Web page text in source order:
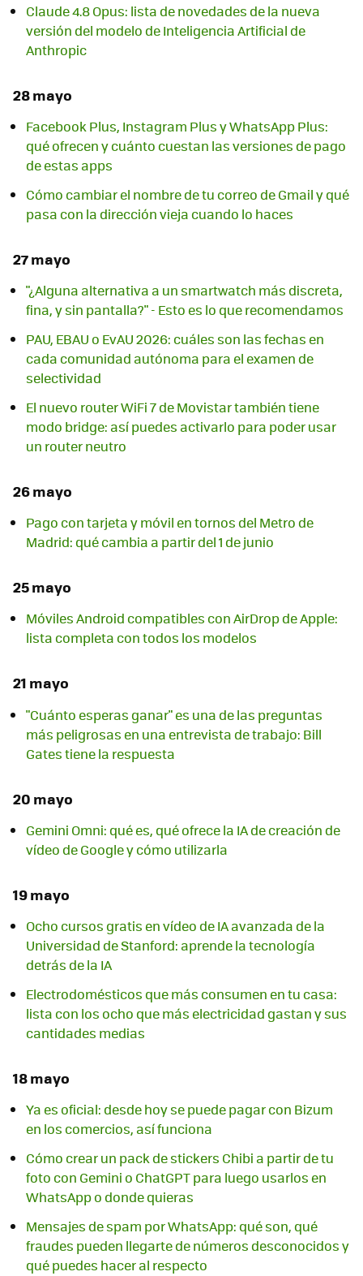
Claude 4.8 Opus: lista de novedades de la nueva
versión del modelo de Inteligencia Artificial de
Anthropic
28 mayo
Facebook Plus, Instagram Plus y WhatsApp Plus:
qué ofrecen y cuánto cuestan las versiones de pago
de estas apps
Cómo cambiar el nombre de tu correo de Gmail y qué
pasa con la dirección vieja cuando lo haces
27 mayo
"¿Alguna alternativa a un smartwatch más discreta,
fina, y sin pantalla?" - Esto es lo que recomendamos
PAU, EBAU o EvAU 2026: cuáles son las fechas en
cada comunidad autónoma para el examen de
selectividad
El nuevo router WiFi 7 de Movistar también tiene
modo bridge: así puedes activarlo para poder usar
un router neutro
26 mayo
Pago con tarjeta y móvil en tornos del Metro de
Madrid: qué cambia a partir del 1 de junio
25 mayo
Móviles Android compatibles con AirDrop de Apple:
lista completa con todos los modelos
21 mayo
"Cuánto esperas ganar" es una de las preguntas
más peligrosas en una entrevista de trabajo: Bill
Gates tiene la respuesta
20 mayo
Gemini Omni: qué es, qué ofrece la IA de creación de
vídeo de Google y cómo utilizarla
19 mayo
Ocho cursos gratis en vídeo de IA avanzada de la
Universidad de Stanford: aprende la tecnología
detrás de la IA
Electrodomésticos que más consumen en tu casa:
lista con los ocho que más electricidad gastan y sus
cantidades medias
18 mayo
Ya es oficial: desde hoy se puede pagar con Bizum
en los comercios, así funciona
Cómo crear un pack de stickers Chibi a partir de tu
foto con Gemini o ChatGPT para luego usarlos en
WhatsApp o donde quieras
Mensajes de spam por WhatsApp: qué son, qué
fraudes pueden llegarte de números desconocidos y
qué puedes hacer al respecto